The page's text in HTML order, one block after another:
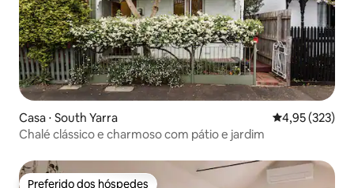
Casa ⋅ South Yarra 4,95 de uma
4,95 (323)
Chalé clássico e charmoso com pátio e jardim
Preferido dos hóspedes